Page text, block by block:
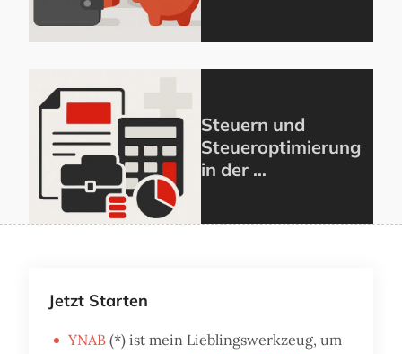
Steuern und
Steueroptimierung
in der …
Jetzt Starten
YNAB (*) ist mein Lieblingswerkzeug, um